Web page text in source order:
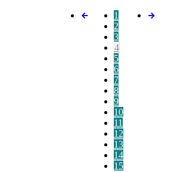
1
2
3
4
5
6
7
8
9
10
11
12
13
14
15